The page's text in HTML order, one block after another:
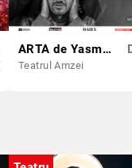
ARTA de Yasmina Reza
Teatrul Amzei